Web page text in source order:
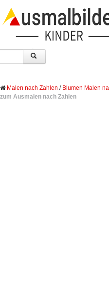
Malen nach Zahlen / Blumen Malen
zum Ausmalen nach Zahlen